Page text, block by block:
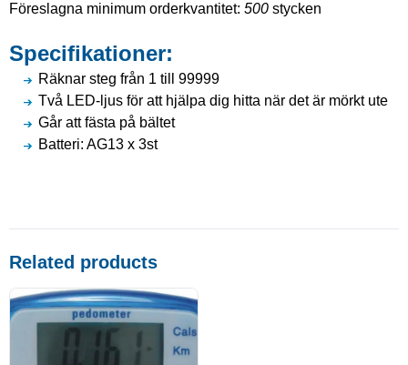
Föreslagna minimum orderkvantitet: 500 stycken
Specifikationer:
Räknar steg från 1 till 99999
Två LED-ljus för att hjälpa dig hitta när det är mörkt ute
Går att fästa på bältet
Batteri: AG13 x 3st
Related products